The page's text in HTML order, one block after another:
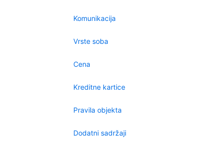
Komunikacija
Vrste soba
Cena
Kreditne kartice
Pravila objekta
Dodatni sadržaji